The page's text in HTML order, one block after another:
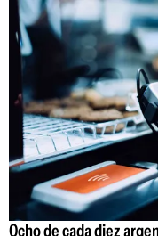
Ocho de cada diez